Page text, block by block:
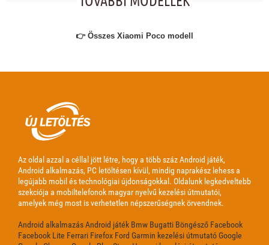
👉 Összes Xiaomi Poco modell
Az oldal azzal a céllal jött létre, hogy a több száz Android játék,
Android alkalmazás, PC letöltésen kívül, mindig naprakész lehess a
legújabb mobil és technológiai újdonságokkal. Oldalunk legkedveltebb
szekciója a mobiltelefonok magyar nyelvű kezelési útmutatói,
amelyek még most is verhetetlen népszerűségnek örvendnek.
Android alkalmazásAndroid játék Bmw Bugatti Böngésző Facebook
Facebook Lite Ferrari Firefox Ford Garmin kezelési útmutatóGoogle